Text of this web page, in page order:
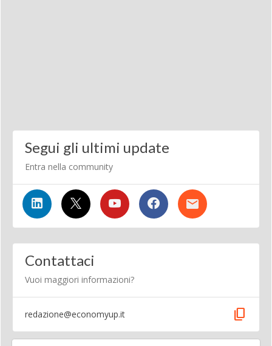
Segui gli ultimi update
Entra nella community
Contattaci
Vuoi maggiori informazioni?
redazione@economyup.it content_copy